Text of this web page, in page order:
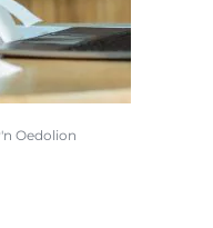
Oedolion